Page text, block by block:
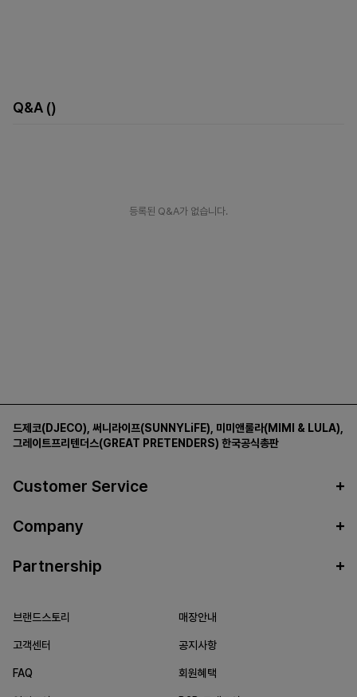
Q&A ()
등록된 Q&A가 없습니다.
드제코(DJECO) 써니라이프(SUNNYLiFE) 미미앤룰라(MIMI & LULA)
그레이트프리텐더스(GREAT PRETENDERS) 한국공식총판
Customer Service
Company
Partnership
브랜드스토리 매장안내
고객센터 공지사항
FAQ 회원혜택